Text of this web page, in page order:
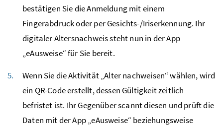
bestätigen Sie die Anmeldung mit einem
Fingerabdruck oder per Gesichts-/Iriserkennung. Ihr
digitaler Altersnachweis steht nun in der App
„eAusweise“ für Sie bereit.
Wenn Sie die Aktivität „Alter nachweisen“ wählen, wird
ein QR-Code erstellt, dessen Gültigkeit zeitlich
befristet ist. Ihr Gegenüber scannt diesen und prüft die
Daten mit der App „eAusweise“ beziehungsweise